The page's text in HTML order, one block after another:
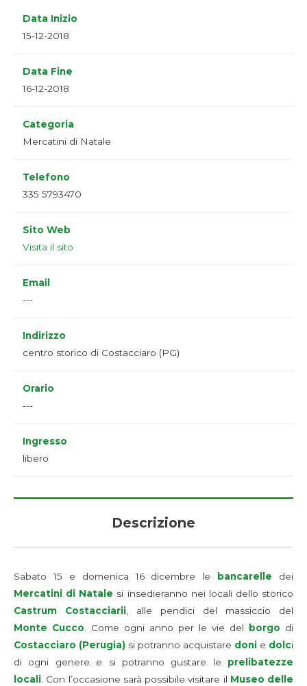
Data Inizio
15-12-2018
Data Fine
16-12-2018
Categoria
Mercatini di Natale
Telefono
335 5793470
Sito Web
Visita il sito
Email
---
Indirizzo
centro storico di Costacciaro (PG)
Orario
---
Ingresso
libero
Descrizione
Sabato 15 e domenica 16 dicembre le bancarelle dei
Mercatini di Natale si insedieranno nei locali dello storico
Castrum Costacciarii, alle pendici del massiccio del
Monte Cucco. Come ogni anno per le vie del borgo di
Costacciaro (Perugia) si potranno acquistare doni e dolci
di ogni genere e si potranno gustare le prelibatezze
locali. Con l’occasione sarà possibile visitare il Museo delle